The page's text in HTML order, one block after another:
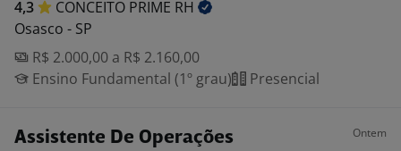
4,3 CONCEITO PRIME RH
Osasco - SP
R$ 2.000,00 a R$ 2.160,00
Ensino Fundamental (1º grau)
Presencial
Assistente De Operações Ontem